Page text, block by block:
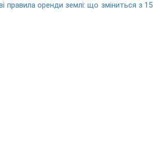
правила оренди землі: що зміниться з 15